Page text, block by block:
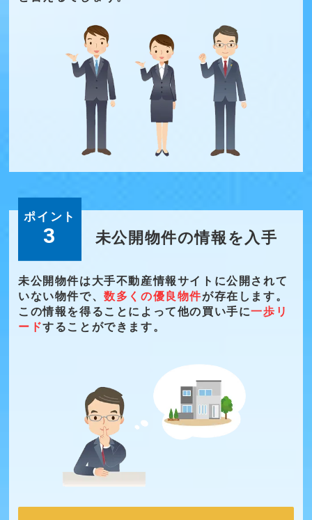
ポイント
3 未公開物件の情報を入手
未公開物件は大手不動産情報サイトに公開されて
いない物件で、数多くの優良物件が存在します。
この情報を得ることによって他の買い手に一歩リ
ードすることができます。